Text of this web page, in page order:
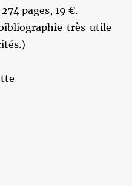
pages, 19 €.
très utile